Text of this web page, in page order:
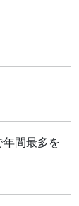
間最多を